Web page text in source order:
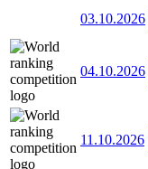
03.10.2026
04.10.2026
11.10.2026